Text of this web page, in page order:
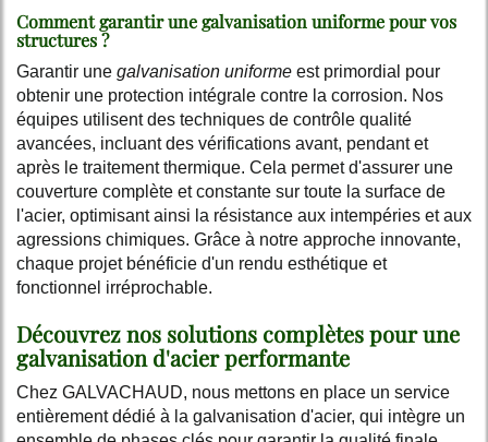
Comment garantir une galvanisation uniforme pour vos
structures ?
Garantir une galvanisation uniforme est primordial pour
obtenir une protection intégrale contre la corrosion. Nos
équipes utilisent des techniques de contrôle qualité
avancées, incluant des vérifications avant, pendant et
après le traitement thermique. Cela permet d'assurer une
couverture complète et constante sur toute la surface de
l'acier, optimisant ainsi la résistance aux intempéries et aux
agressions chimiques. Grâce à notre approche innovante,
chaque projet bénéficie d'un rendu esthétique et
fonctionnel irréprochable.
Découvrez nos solutions complètes pour une
galvanisation d'acier performante
Chez GALVACHAUD, nous mettons en place un service
entièrement dédié à la galvanisation d'acier, qui intègre un